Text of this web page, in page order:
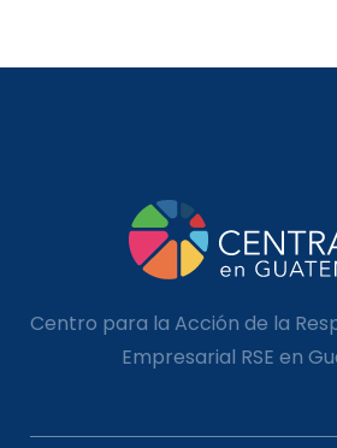
Centro para la Acción de la
Empresarial RSE en